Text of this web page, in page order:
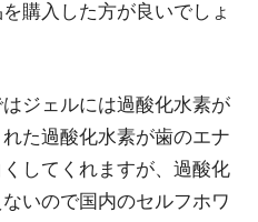
購入した方が良いでしょ
ジェルには過酸化水素が
た過酸化水素が歯のエナ
してくれますが、過酸化
いので国内のセルフホワ